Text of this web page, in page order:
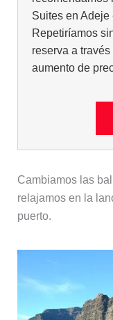
Suites en Adeje
Repetiríamos
reserva a
aumento de
Cambiamos las
relajamos en la
puerto.